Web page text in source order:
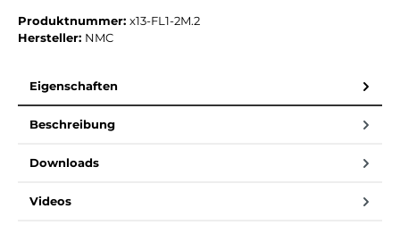
Produktnummer: x13-FL1-2M.2
Hersteller: NMC
Eigenschaften
Beschreibung
Downloads
Videos